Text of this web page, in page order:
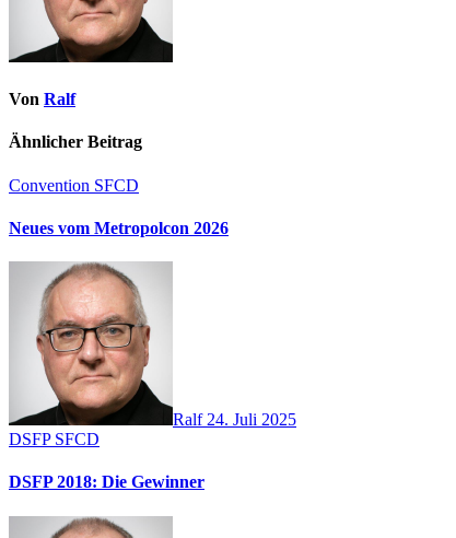
Von Ralf
Ähnlicher Beitrag
Convention SFCD
Neues vom Metropolcon 2026
Ralf 24. Juli 2025
DSFP SFCD
DSFP 2018: Die Gewinner